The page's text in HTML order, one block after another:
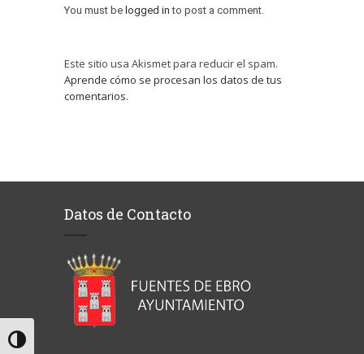
Alternar alto contraste
You must be logged in to post a comment.
Este sitio usa Akismet para reducir el spam.
Aprende cómo se procesan los datos de tus
comentarios.
Datos de Contacto